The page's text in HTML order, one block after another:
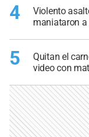
4
Violento
maniataron
5
Quitan el
video con